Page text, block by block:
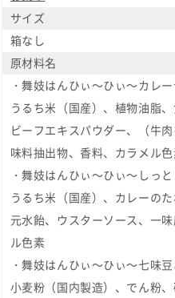
サイズ
箱なし
原材料名
・舞妓はんひぃ～ひぃ～カレ
うるち米（国産）、植物油脂
ビーフエキスパウダー、（牛
味料抽出物、香料、カラメル
・舞妓はんひぃ～ひぃ～しっ
うるち米（国産）、カレーの
元水飴、ウスターソース、一
ル色素
・舞妓はんひぃ～ひぃ～七味
小麦粉（国内製造）、でん粉